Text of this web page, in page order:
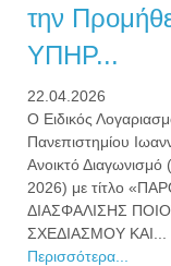
την
ΥΠΗΡ...
22.04.2026
Ο Ειδικός
Πανεπιστημίου
Ανοικτό
2026) με τίτλο
ΔΙΑΣΦΑΛΙΣΗΣ
ΣΧΕΔΙΑΣΜΟΥ ΚΑΙ...
Περισσότερα...